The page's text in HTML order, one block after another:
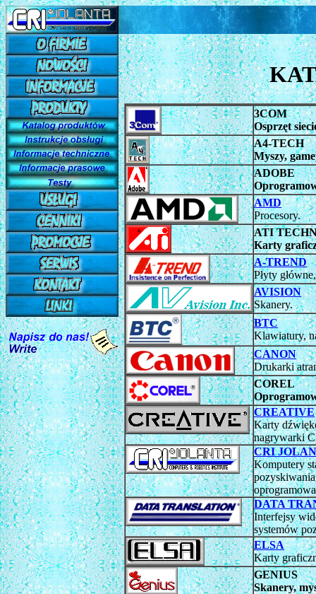
3COM
Osprzęt
A4-TECH
Myszy,
ADOBE
AMD
Procesory.
ATI
Karty
A-TREND
Płyty
AVISION
Skanery.
BTC
Klawiatury,
CANON
Drukarki
COREL
CREATIVE
Karty
nagrywarki
CRI
Komputery
DATA
Interfejsy
systemów
ELSA
Karty
GENIUS
Skanery,